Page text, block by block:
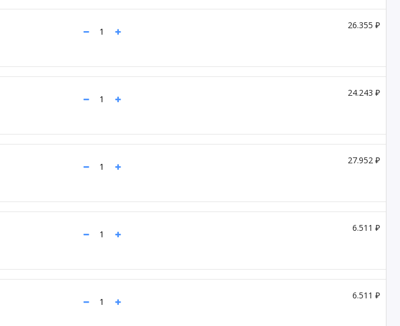
26.355 ₽
24.243 ₽
27.952 ₽
6.511 ₽
6.511 ₽